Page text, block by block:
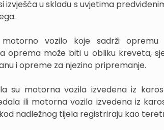
izvješća u skladu s uvjetima
vozilo koje sadrži opremu
oprema može biti u obliku kreveta,
i opreme za njezino pripremanje.
su motorna vozila izvedena iz
ili motorna vozila izvedena iz
nadležnog tijela registriraju kao